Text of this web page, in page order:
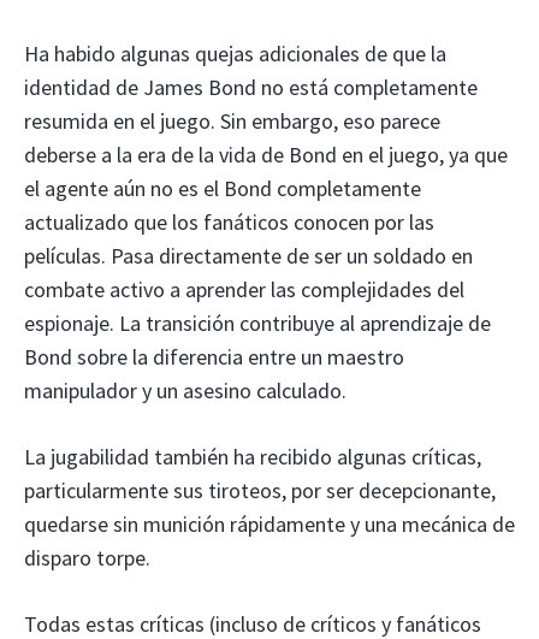
Ha habido algunas quejas adicionales de que la
identidad de James Bond no está completamente
resumida en el juego. Sin embargo, eso parece
deberse a la era de la vida de Bond en el juego, ya que
el agente aún no es el Bond completamente
actualizado que los fanáticos conocen por las
películas. Pasa directamente de ser un soldado en
combate activo a aprender las complejidades del
espionaje. La transición contribuye al aprendizaje de
Bond sobre la diferencia entre un maestro
manipulador y un asesino calculado.
La jugabilidad también ha recibido algunas críticas,
particularmente sus tiroteos, por ser decepcionante,
quedarse sin munición rápidamente y una mecánica de
disparo torpe.
Todas estas críticas (incluso de críticos y fanáticos